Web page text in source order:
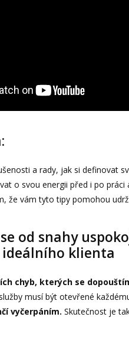
a rady, jak si definovat
o svou energii před i po
že vám tyto tipy pomohou
od snahy
ideálního klienta
chyb, kterých se
musí být otevřené
vyčerpáním. Skutečnost je